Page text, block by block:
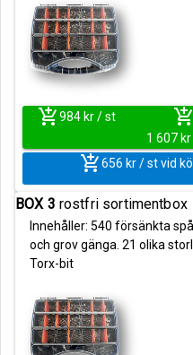
add_shopping_cart 984 kr / st add_shopping_cart
1 607
add_shopping_cart656 kr / st vid
BOX 3 rostfri sortimentbox
Innehåller: 540 försänkta
och grov gänga. 21 olika
Torx-bit